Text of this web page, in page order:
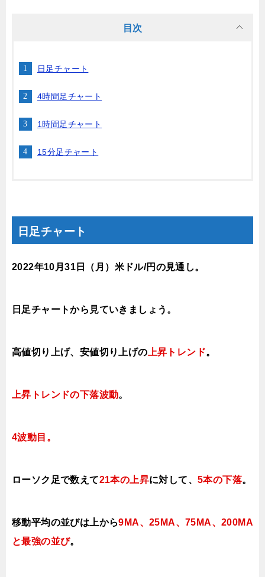
目次
日足チャート
4時間足チャート
1時間足チャート
15分足チャート
日足チャート
2022年10月31 日（月 ）米ドル/円の見通し。
日足チャートから見ていきましょう。
高値切り上げ、安値切り上げの 上昇トレンド。
上昇トレンドの下落波動。
4波動目。
ローソク足で数えて21本の上昇に対して、5本の下落。
移動平均の並びは上から9MA、25MA、75MA、200MA
と最強の並び。